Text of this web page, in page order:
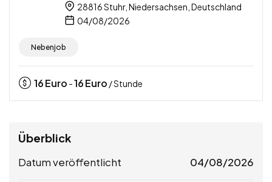
28816 Stuhr, Niedersachsen, Deutschland
04/08/2026
Nebenjob
16Euro -16Euro / Stunde
Überblick
Datum veröffentlicht 04/08/2026